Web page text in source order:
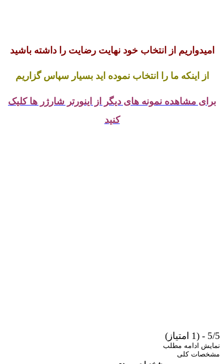
از انتخاب خود نهایت رضایت را داشته باشید
ما را انتخاب نموده اید بسیار سپاس گزاریم
نمونه های دیگر از اینورتر شارژر ها کلیک
مطلب